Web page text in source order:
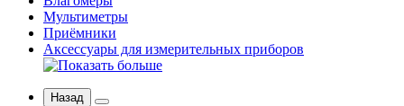
Мультиметры
Приёмники
Аксессуары для измерительных приборов
Назад